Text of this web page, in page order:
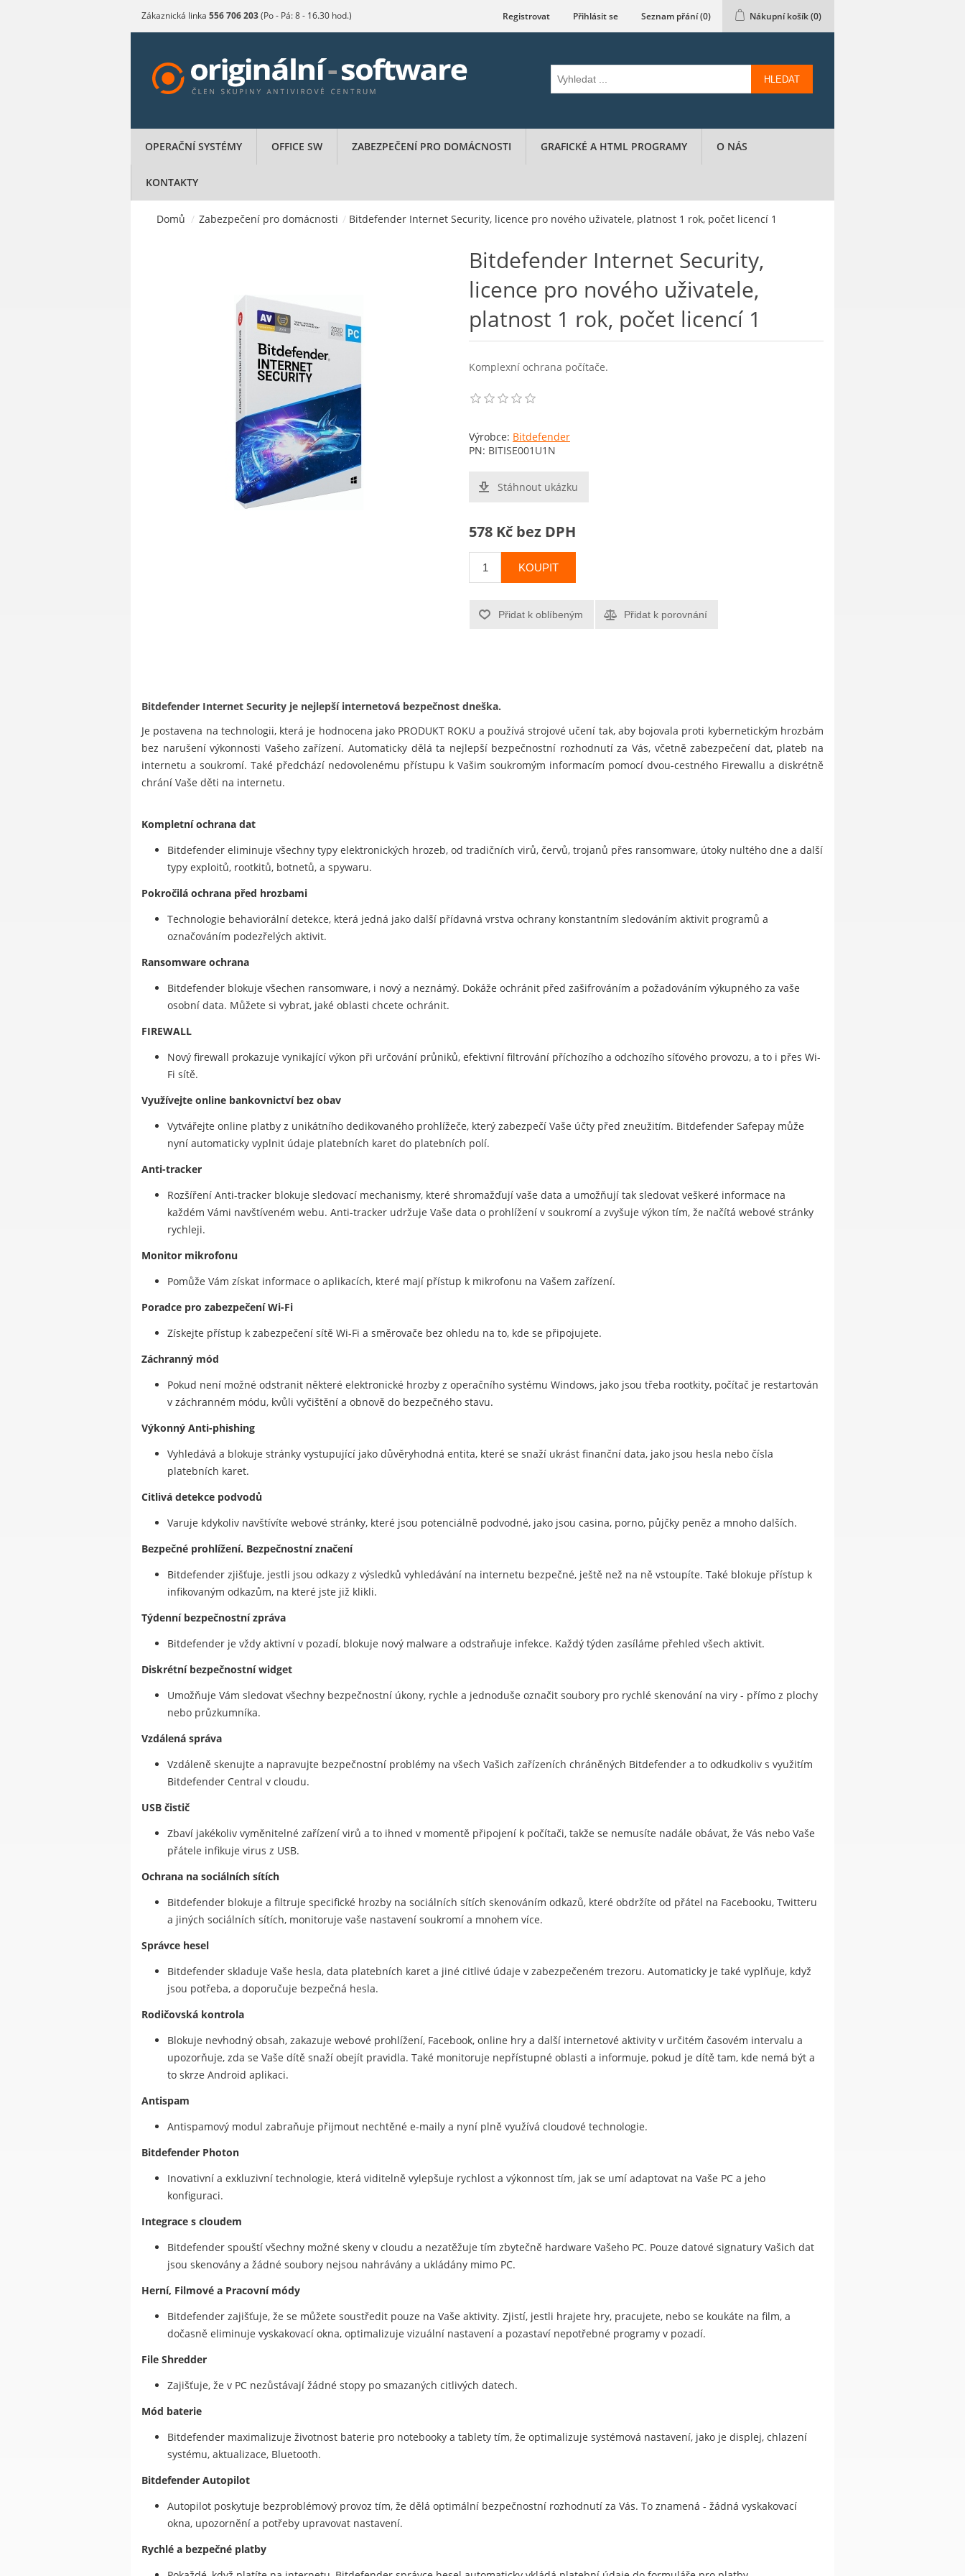
Zákaznická linka 556 706 203(Po - Pá: 8 - 16.30 hod.) Registrovat Přihlásit se Seznam přání(0) Nákupní košík(0)
HLEDAT
OPERAČNÍ SYSTÉMY OFFICE SW ZABEZPEČENÍ PRO DOMÁCNOSTI GRAFICKÉ A HTML PROGRAMY O NÁS
KONTAKTY
Domů / Zabezpečení pro domácnosti / Bitdefender Internet Security, licence pro nového uživatele, platnost 1 rok, počet licencí 1
Bitdefender Internet Security,
licence pro nového uživatele,
platnost 1 rok, počet licencí 1
Komplexní ochrana počítače.
Výrobce: Bitdefender
PN: BITISE001U1N
Stáhnout ukázku
578 Kč bez DPH
KOUPIT
Přidat k oblíbeným Přidat k porovnání
Bitdefender Internet Security je nejlepší internetová bezpečnost dneška.
Je postavena na technologii, která je hodnocena jako PRODUKT ROKU a používá strojové učení tak, aby bojovala proti kybernetickým hrozbám
bez narušení výkonnosti Vašeho zařízení. Automaticky dělá ta nejlepší bezpečnostní rozhodnutí za Vás, včetně zabezpečení dat, plateb na
internetu a soukromí. Také předchází nedovolenému přístupu k Vašim soukromým informacím pomocí dvou-cestného Firewallu a diskrétně
chrání Vaše děti na internetu.
Kompletní ochrana dat
Bitdefender eliminuje všechny typy elektronických hrozeb, od tradičních virů, červů, trojanů přes ransomware, útoky nultého dne a další
typy exploitů, rootkitů, botnetů, a spywaru.
Pokročilá ochrana před hrozbami
Technologie behaviorální detekce, která jedná jako další přídavná vrstva ochrany konstantním sledováním aktivit programů a
označováním podezřelých aktivit.
Ransomware ochrana
Bitdefender blokuje všechen ransomware, i nový a neznámý. Dokáže ochránit před zašifrováním a požadováním výkupného za vaše
osobní data. Můžete si vybrat, jaké oblasti chcete ochránit.
FIREWALL
Nový firewall prokazuje vynikající výkon při určování průniků, efektivní filtrování příchozího a odchozího síťového provozu, a to i přes Wi-
Fi sítě.
Využívejte online bankovnictví bez obav
Vytvářejte online platby z unikátního dedikovaného prohlížeče, který zabezpečí Vaše účty před zneužitím. Bitdefender Safepay může
nyní automaticky vyplnit údaje platebních karet do platebních polí.
Anti-tracker
Rozšíření Anti-tracker blokuje sledovací mechanismy, které shromažďují vaše data a umožňují tak sledovat veškeré informace na
každém Vámi navštíveném webu. Anti-tracker udržuje Vaše data o prohlížení v soukromí a zvyšuje výkon tím, že načítá webové stránky
rychleji.
Monitor mikrofonu
Pomůže Vám získat informace o aplikacích, které mají přístup k mikrofonu na Vašem zařízení.
Poradce pro zabezpečení Wi-Fi
Získejte přístup k zabezpečení sítě Wi-Fi a směrovače bez ohledu na to, kde se připojujete.
Záchranný mód
Pokud není možné odstranit některé elektronické hrozby z operačního systému Windows, jako jsou třeba rootkity, počítač je restartován
v záchranném módu, kvůli vyčištění a obnově do bezpečného stavu.
Výkonný Anti-phishing
Vyhledává a blokuje stránky vystupující jako důvěryhodná entita, které se snaží ukrást finanční data, jako jsou hesla nebo čísla
platebních karet.
Citlivá detekce podvodů
Varuje kdykoliv navštívíte webové stránky, které jsou potenciálně podvodné, jako jsou casina, porno, půjčky peněz a mnoho dalších.
Bezpečné prohlížení. Bezpečnostní značení
Bitdefender zjišťuje, jestli jsou odkazy z výsledků vyhledávání na internetu bezpečné, ještě než na ně vstoupíte. Také blokuje přístup k
infikovaným odkazům, na které jste již klikli.
Týdenní bezpečnostní zpráva
Bitdefender je vždy aktivní v pozadí, blokuje nový malware a odstraňuje infekce. Každý týden zasíláme přehled všech aktivit.
Diskrétní bezpečnostní widget
Umožňuje Vám sledovat všechny bezpečnostní úkony, rychle a jednoduše označit soubory pro rychlé skenování na viry - přímo z plochy
nebo průzkumníka.
Vzdálená správa
Vzdáleně skenujte a napravujte bezpečnostní problémy na všech Vašich zařízeních chráněných Bitdefender a to odkudkoliv s využitím
Bitdefender Central v cloudu.
USB čistič
Zbaví jakékoliv vyměnitelné zařízení virů a to ihned v momentě připojení k počítači, takže se nemusíte nadále obávat, že Vás nebo Vaše
přátele infikuje virus z USB.
Ochrana na sociálních sítích
Bitdefender blokuje a filtruje specifické hrozby na sociálních sítích skenováním odkazů, které obdržíte od přátel na Facebooku, Twitteru
a jiných sociálních sítích, monitoruje vaše nastavení soukromí a mnohem více.
Správce hesel
Bitdefender skladuje Vaše hesla, data platebních karet a jiné citlivé údaje v zabezpečeném trezoru. Automaticky je také vyplňuje, když
jsou potřeba, a doporučuje bezpečná hesla.
Rodičovská kontrola
Blokuje nevhodný obsah, zakazuje webové prohlížení, Facebook, online hry a další internetové aktivity v určitém časovém intervalu a
upozorňuje, zda se Vaše dítě snaží obejít pravidla. Také monitoruje nepřístupné oblasti a informuje, pokud je dítě tam, kde nemá být a
to skrze Android aplikaci.
Antispam
Antispamový modul zabraňuje přijmout nechtěné e-maily a nyní plně využívá cloudové technologie.
Bitdefender Photon
Inovativní a exkluzivní technologie, která viditelně vylepšuje rychlost a výkonnost tím, jak se umí adaptovat na Vaše PC a jeho
konfiguraci.
Integrace s cloudem
Bitdefender spouští všechny možné skeny v cloudu a nezatěžuje tím zbytečně hardware Vašeho PC. Pouze datové signatury Vašich dat
jsou skenovány a žádné soubory nejsou nahrávány a ukládány mimo PC.
Herní, Filmové a Pracovní módy
Bitdefender zajišťuje, že se můžete soustředit pouze na Vaše aktivity. Zjistí, jestli hrajete hry, pracujete, nebo se koukáte na film, a
dočasně eliminuje vyskakovací okna, optimalizuje vizuální nastavení a pozastaví nepotřebné programy v pozadí.
File Shredder
Zajišťuje, že v PC nezůstávají žádné stopy po smazaných citlivých datech.
Mód baterie
Bitdefender maximalizuje životnost baterie pro notebooky a tablety tím, že optimalizuje systémová nastavení, jako je displej, chlazení
systému, aktualizace, Bluetooth.
Bitdefender Autopilot
Autopilot poskytuje bezproblémový provoz tím, že dělá optimální bezpečnostní rozhodnutí za Vás. To znamená - žádná vyskakovací
okna, upozornění a potřeby upravovat nastavení.
Rychlé a bezpečné platby